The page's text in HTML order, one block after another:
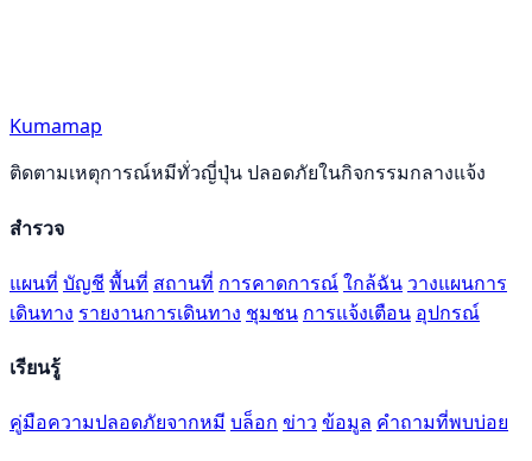
Kumamap
ติดตามเหตุการณ์หมีทั่วญี่ปุ่น ปลอดภัยในกิจกรรมกลางแจ้ง
สำรวจ
แผนที่ บัญชี พื้นที่ สถานที่ การคาดการณ์ใกล้ฉัน วางแผนการ
เดินทาง รายงานการเดินทาง ชุมชน การแจ้งเตือน อุปกรณ์
เรียนรู้
คู่มือความปลอดภัยจากหมี บล็อก ข่าว ข้อมูล คำถามที่พบบ่อย